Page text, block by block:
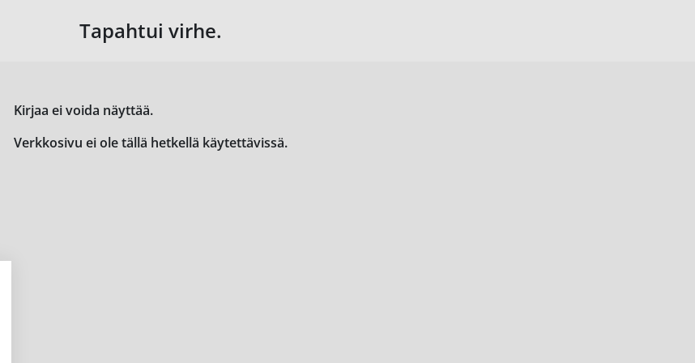
Tapahtui virhe.
Kirjaa ei voida näyttää.
Verkkosivu ei ole tällä hetkellä käytettävissä.